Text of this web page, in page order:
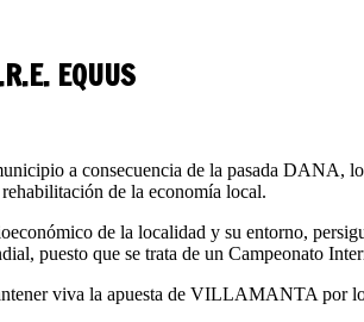
EQUUS
a consecuencia de la pasada DANA,
de la economía local.
de la localidad y su entorno,
puesto que se trata de un Campeonato
viva la apuesta de VILLAMANTA por